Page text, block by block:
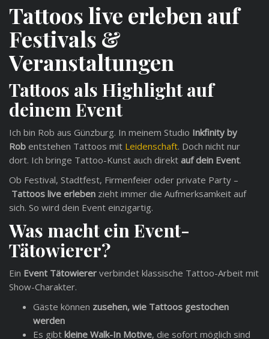
Tattoos live erleben auf
Festivals &
Veranstaltungen
Tattoos als Highlight auf
deinem Event
Ich bin Rob aus Günzburg. In meinem Studio Inkfinity by
Rob entstehen Tattoos mit Leidenschaft. Doch nicht nur
dort. Ich bringe Tattoo-Kunst auch direkt auf dein Event.
Ob Festival, Stadtfest, Firmenfeier oder private Party –
Tattoos live erleben zieht immer die Aufmerksamkeit auf
sich. So wird dein Event einzigartig.
Was macht ein Event-
Tätowierer?
Ein Event Tätowierer verbindet klassische Tattoo-Arbeit mit
Show-Charakter.
Gäste können zusehen, wie Tattoos gestochen
werden
Es gibt kleine Walk-In Motive, die sofort möglich sind